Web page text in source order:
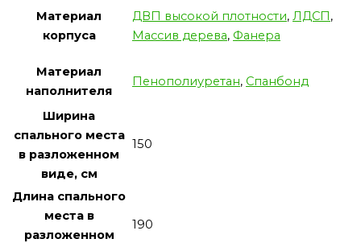
Материал
корпуса
ДВП высокой плотности, ЛДСП ,
Массив дерева, Фанера
Материал
наполнителя
Пенополиуретан, Спанбонд
Ширина
спального места
в разложенном
виде, см
150
Длина спального
места в
разложенном
190